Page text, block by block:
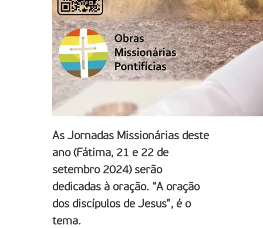
As Jornadas Missionárias deste
ano (Fátima, 21 e 22 de
setembro 2024) serão
dedicadas à oração. “A oração
dos discípulos de Jesus”, é o
tema.